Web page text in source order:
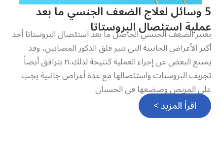
5 وسائل لعلاج الضعف الجنسي ما بعد
عملية استئصال البروستاتا
يعتبر الضعف الجنسي الحاصل ما بعد استئصال البروستاتا أحد
أكثر الأعراض الجانبية التي تثير قلق الذكور المصابين، وقد
يمتنع البعض عن إجراء العملية كنتيجة لذلك.n يترافق أيضاً
تجريف البروستات واستئصالها مع عدة أعراض جانبية يجب
على المريض وضضعها في الحسبان
اقرأ المزيد >